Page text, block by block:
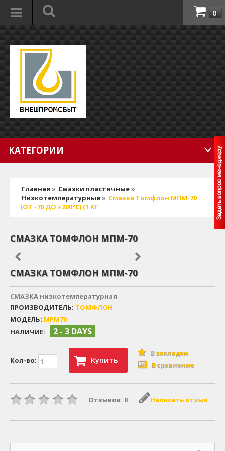
0
КАТЕГОРИИ
Главная » Смазки пластичные»
Низкотемпературные» Смазка Томфлон МПМ-70
(ОТ -70 ДО +200°C) (1 КГ
СМАЗКА ТОМФЛОН МПМ-70
СМАЗКА ТОМФЛОН МПМ-70
СМАЗКА низкотемпературная
ПРОИЗВОДИТЕЛЬ: ТОМФЛОН
МОДЕЛЬ: MPM70
НАЛИЧИЕ:
2 - 3 DAYS
Кол-во: Купить
В закладки
В сравнение
Отзывов: 0 Написать отзыв